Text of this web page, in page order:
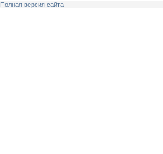
Полная версия сайта